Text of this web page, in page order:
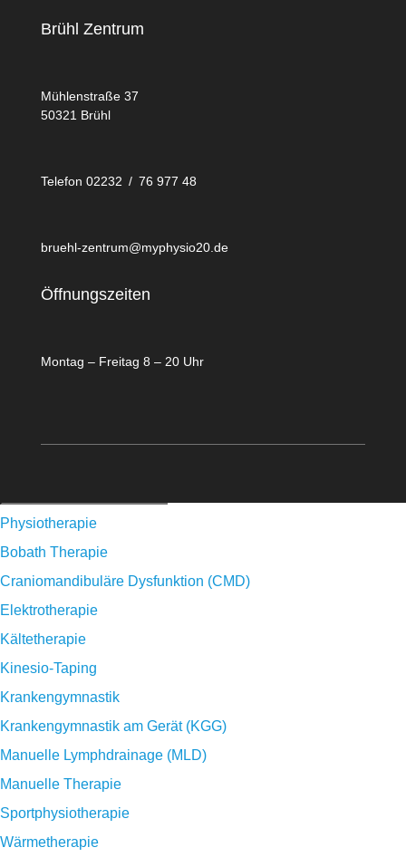
Brühl Zentrum
Mühlenstraße 37
50321 Brühl
Telefon 02232 / 76 977 48
bruehl-zentrum@myphysio20.de
Öffnungszeiten
Montag – Freitag 8 – 20 Uhr
Physiotherapie
Bobath Therapie
Craniomandibuläre Dysfunktion (CMD)
Elektrotherapie
Kältetherapie
Kinesio-Taping
Krankengymnastik
Krankengymnastik am Gerät (KGG)
Manuelle Lymphdrainage (MLD)
Manuelle Therapie
Sportphysiotherapie
Wärmetherapie